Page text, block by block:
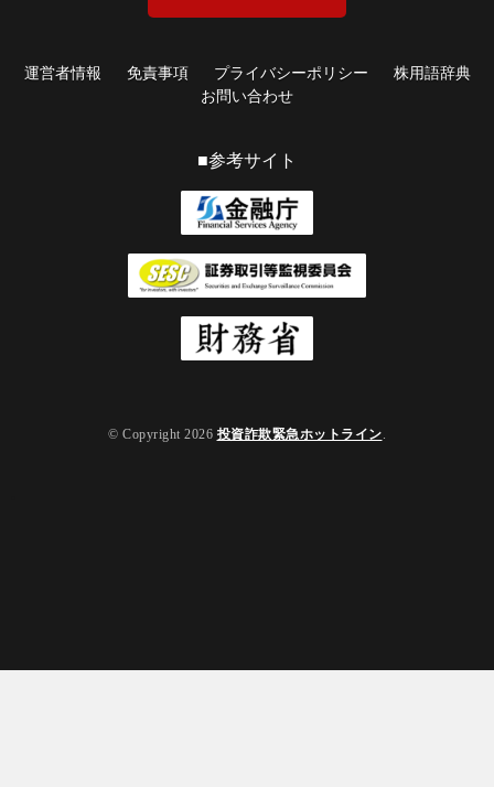
運営者情報 免責事項 プライバシーポリシー
株用語辞典
お問い合わせ
■参考サイト
© Copyright 2026 投資詐欺緊急ホットライン.